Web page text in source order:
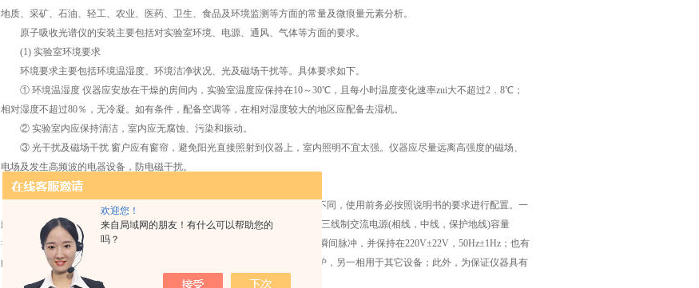
欢迎您！
来自局域网的朋友！有什么可以帮助您的
吗？
地质、采矿、石油、轻工、农业、医药、卫生、食品及环境监测等方面的常量及微痕量元素分析。
原子吸收光谱仪的安装主要包括对实验室环境、电源、通风、气体等方面的要求。
(1) 实验室环境要求
环境要求主要包括环境温湿度、环境洁净状况、光及磁场干扰等。具体要求如下。
① 环境温湿度 仪器应安放在干燥的房间内，实验室温度应保持在10～30℃，且每小时温度变化速率zui大不超过2．8℃；
相对湿度不超过80％，无冷凝。如有条件，配备空调等，在相对湿度较大的地区应配备去湿机。
② 实验室内应保持清洁，室内应无腐蚀、污染和振动。
③ 光干扰及磁场干扰 窗户应有窗帘，避免阳光直接照射到仪器上，室内照明不宜太强。仪器应尽量远离高强度的磁场、
电场及发生高频波的电器设备，防电磁干扰。
(2) 电源要求
各个品牌的原子吸收分光光度计以及其附件容许的电压范围和功率有所不同，使用前务必按照说明书的要求进行配置。一
般石墨炉电源要求功率较高，石墨炉仪器功耗较大：6～7kW左右，采用单相三线制交流电源(相线，中线，保护地线)容量
>40A，因此，配电室至实验室的导线截面积应≥6m㎡。电源供应要平稳，无瞬间脉冲，并保持在220V±22V，50Hz±1Hz；也有
的仪器要求输入为三相电源，其中一相用于主机、计算机等，一相用于石墨炉，另一相用于其它设备；此外，为保证仪器具有
良好的稳定性和操作安全，仪器一般要求接地，接地电阻小于5Ω。